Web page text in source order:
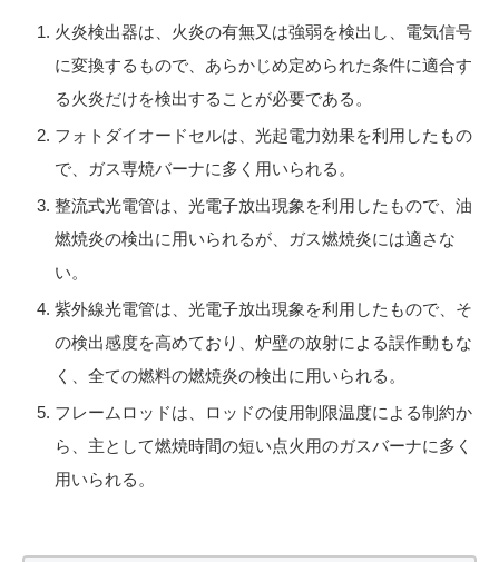
火炎検出器は、火炎の有無又は強弱を検出し、電気信号
に変換するもので、あらかじめ定められた条件に適合す
る火炎だけを検出することが必要である。
フォトダイオードセルは、光起電力効果を利用したもの
で、ガス専焼バーナに多く用いられる。
整流式光電管は、光電子放出現象を利用したもので、油
燃焼炎の検出に用いられるが、ガス燃焼炎には適さな
い。
紫外線光電管は、光電子放出現象を利用したもので、そ
の検出感度を高めており、炉壁の放射による誤作動もな
く、全ての燃料の燃焼炎の検出に用いられる。
フレームロッドは、ロッドの使用制限温度による制約か
ら、主として燃焼時間の短い点火用のガスバーナに多く
用いられる。